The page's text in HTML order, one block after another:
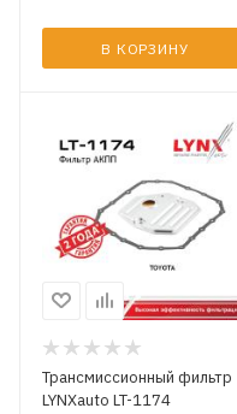
В КОРЗИНУ
Трансмиссионный фильтр
LYNXauto LT-1174